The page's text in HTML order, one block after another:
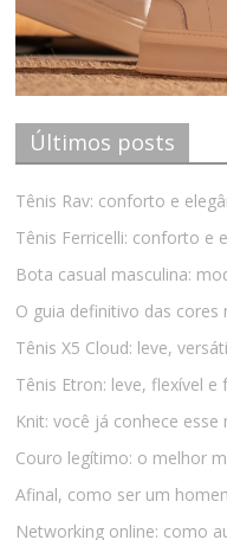
Últimos posts
Tênis Rav: conforto e
Tênis Ferricelli: conforto e
Bota casual masculina:
O guia definitivo das
Tênis X5 Cloud: leve,
Tênis Etron: leve, flexível e
Knit: você já conhece
Couro legítimo: o melhor
Afinal, como ser um
Networking online: como